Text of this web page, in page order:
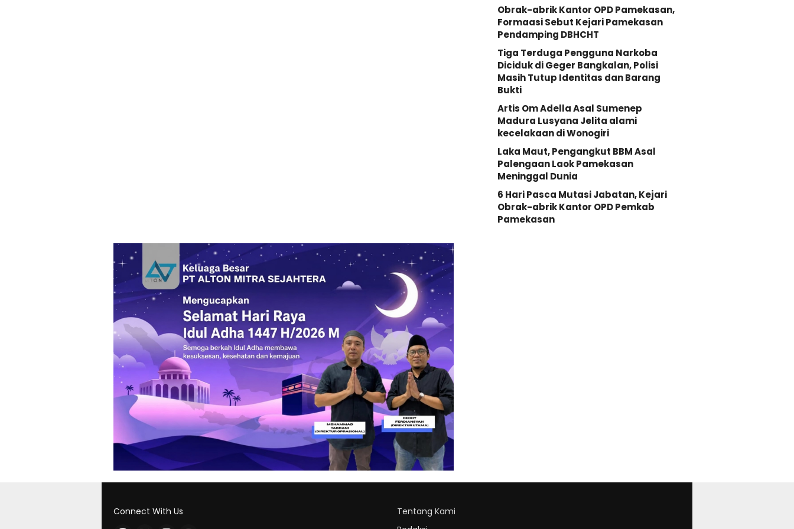
Obrak-abrik Kantor OPD Pamekasan,
Formaasi Sebut Kejari Pamekasan
Pendamping DBHCHT
Tiga Terduga Pengguna Narkoba
Diciduk di Geger Bangkalan, Polisi
Masih Tutup Identitas dan Barang
Bukti
Artis Om Adella Asal Sumenep
Madura Lusyana Jelita alami
kecelakaan di Wonogiri
Laka Maut, Pengangkut BBM Asal
Palengaan Laok Pamekasan
Meninggal Dunia
6 Hari Pasca Mutasi Jabatan, Kejari
Obrak-abrik Kantor OPD Pemkab
Pamekasan
Tentang Kami
Connect With Us